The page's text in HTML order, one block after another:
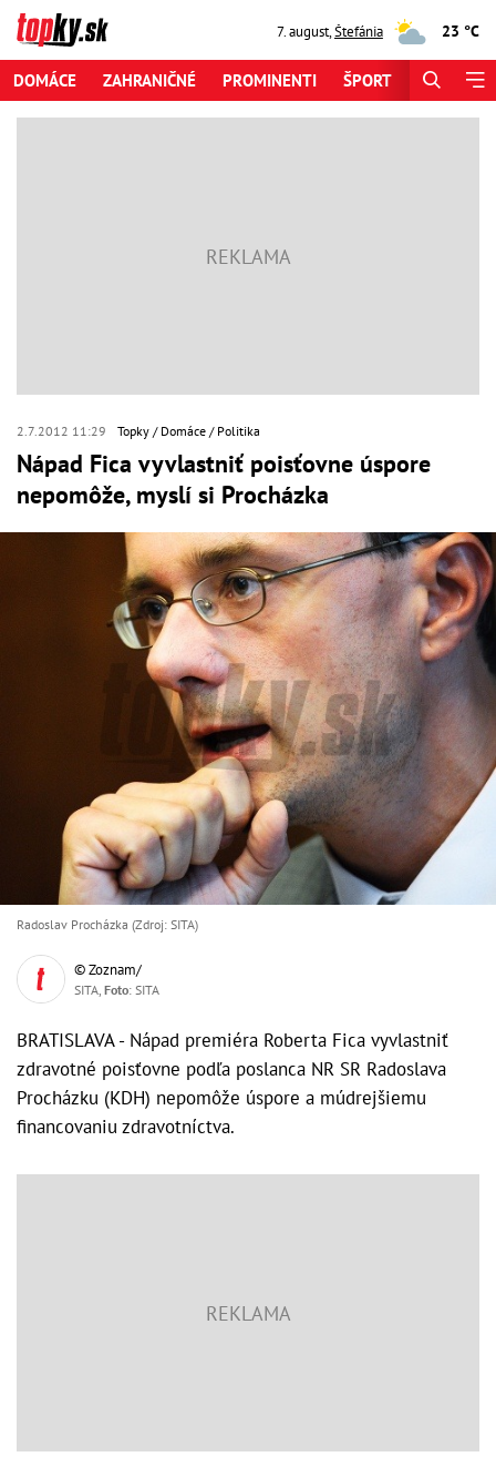
7. august,Štefánia 23 °C
DOMÁCE ZAHRANIČNÉ PROMINENTI ŠPORT
2.7.2012 11:29 Topky Domáce Politika
Nápad Fica vyvlastniť poisťovne úspore
nepomôže, myslí si Procházka
Radoslav Procházka (Zdroj: SITA)
© Zoznam/
SITA, Foto: SITA
BRATISLAVA - Nápad premiéra Roberta Fica vyvlastniť
zdravotné poisťovne podľa poslanca NR SR Radoslava
Procházku (KDH) nepomôže úspore a múdrejšiemu
financovaniu zdravotníctva.